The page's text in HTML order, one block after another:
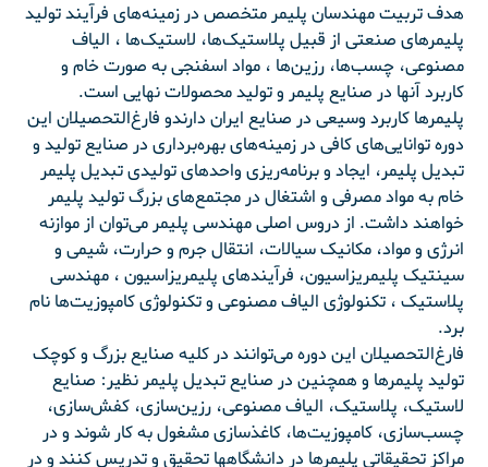
هدف تربیت مهندسان پلیمر متخصص در زمینه‌های فرآیند تولید
پلیمرهای صنعتی از قبیل پلاستیک‌ها، لاستیک‌ها ، الیاف
مصنوعی، چسب‌ها، رزین‌ها ، مواد اسفنجی به صورت خام و
کاربرد آنها در صنایع پلیمر و تولید محصولات نهایی است.
پلیمرها کاربرد وسیعی در صنایع ایران دارندو فارغ‌التحصیلان این
دوره توانایی‌های کافی در زمینه‌های بهره‌برداری در صنایع تولید و
تبدیل پلیمر، ایجاد و برنامه‌ریزی واحدهای تولیدی تبدیل پلیمر
خام به مواد مصرفی و اشتغال در مجتمع‌های بزرگ تولید پلیمر
خواهند داشت. از دروس اصلی مهندسی پلیمر می‌توان از موازنه
انرژی و مواد، مکانیک سیالات، انتقال جرم و حرارت، شیمی و
سینتیک پلیمریزاسیون، فرآیندهای پلیمریزاسیون ، مهندسی
پلاستیک ، تکنولوژی الیاف مصنوعی و تکنولوژی کامپوزیت‌ها نام
برد.
فارغ‌التحصیلان این دوره می‌توانند در کلیه صنایع بزرگ و کوچک
تولید پلیمرها و همچنین در صنایع تبدیل پلیمر نظیر: صنایع
لاستیک، پلاستیک، الیاف مصنوعی، رزین‌سازی، کفش‌سازی،
چسب‌سازی، کامپوزیت‌ها، کاغذسازی مشغول به کار شوند و در
مراکز تحقیقاتی پلیمرها در دانشگاهها تحقیق و تدریس کنند و در